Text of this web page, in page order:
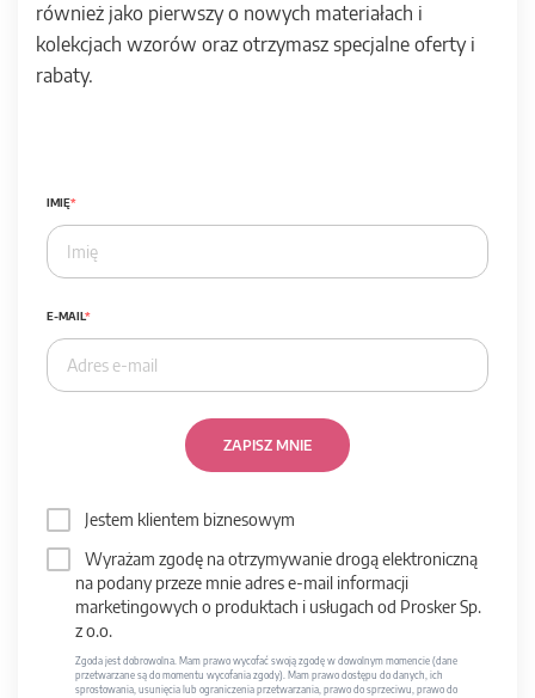
również jako pierwszy o nowych materiałach i
kolekcjach wzorów oraz otrzymasz specjalne oferty i
rabaty.
IMIĘ
E-MAIL
ZAPISZ MNIE
Jestem klientem biznesowym
Wyrażam zgodę na otrzymywanie drogą elektroniczną
na podany przeze mnie adres e-mail informacji
marketingowych o produktach i usługach od Prosker Sp.
z o.o.
Zgoda jest dobrowolna. Mam prawo wycofać swoją zgodę w dowolnym momencie (dane
przetwarzane są do momentu wycofania zgody). Mam prawo dostępu do danych, ich
sprostowania, usunięcia lub ograniczenia przetwarzania, prawo do sprzeciwu, prawo do